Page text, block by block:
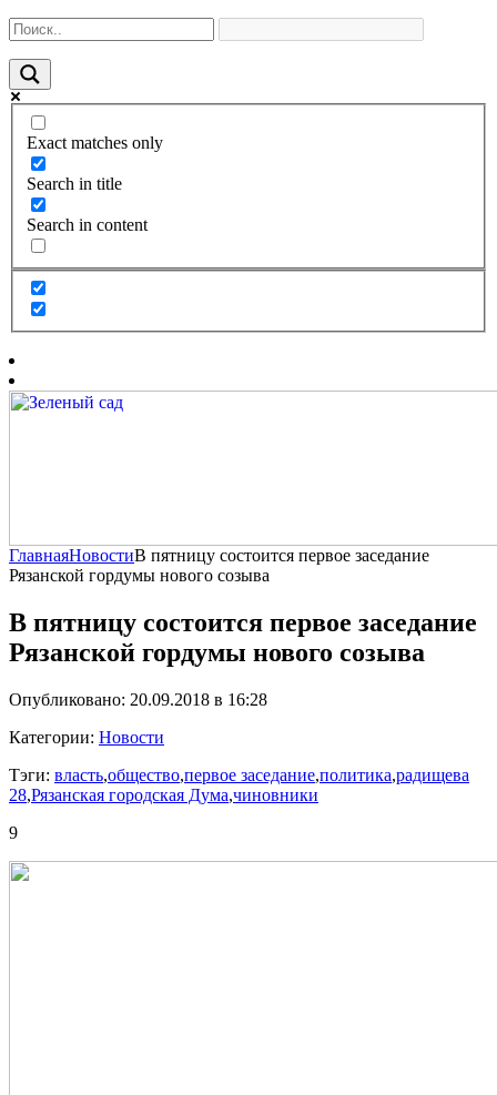
Exact matches only
Search in title
Search in content
ГлавнаяНовостиВ пятницу состоится первое заседание
Рязанской гордумы нового созыва
В пятницу состоится первое заседание
Рязанской гордумы нового созыва
Опубликовано: 20.09.2018 в 16:28
Категории: Новости
Тэги: власть,общество,первое заседание,политика,радищева
28,Рязанская городская Дума,чиновники
9